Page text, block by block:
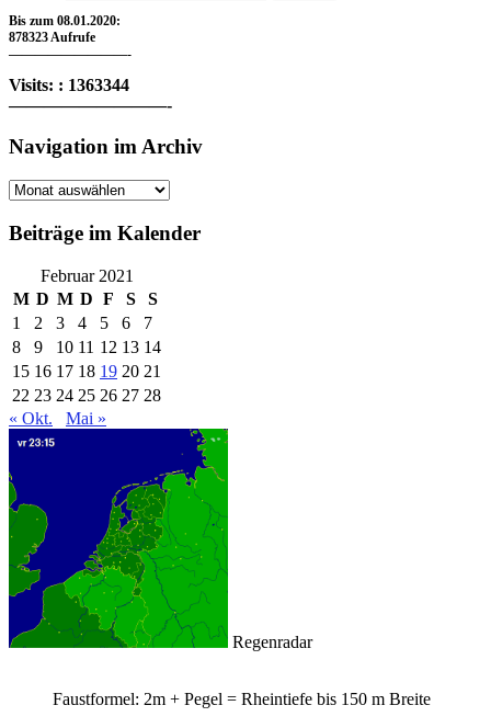
Bis zum 08.01.2020:
878323 Aufrufe
—————————-
Visits: : 1363344
—————————-
Navigation im Archiv
Navigation
Archiv
Beiträge im Kalender
Februar 2021
M D M D F S
S
1
2 3 4 5 6
7
8
9 10 11 12 13 14
15 16 17 18 19 20 21
22 23 24 25 26 27 28
« Okt.
Mai »
Regenradar
Faustformel: 2m + Pegel = Rheintiefe bis 150 m Breite